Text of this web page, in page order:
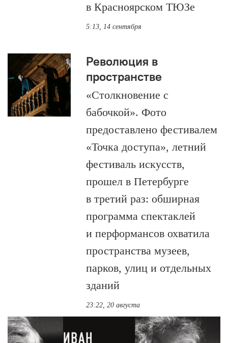
в Красноярском ТЮЗе
5:13, 14 сентября
Революция в
пространстве
«Столкновение с
бабочкой». Фото
предоставлено фестивалем
«Точка доступа», летний
фестиваль искусств,
прошел в Петербурге
в третий раз: обширная
программа спектаклей
и перформансов охватила
пространства музеев,
парков, улиц и отдельных
зданий
23:22, 20 августа